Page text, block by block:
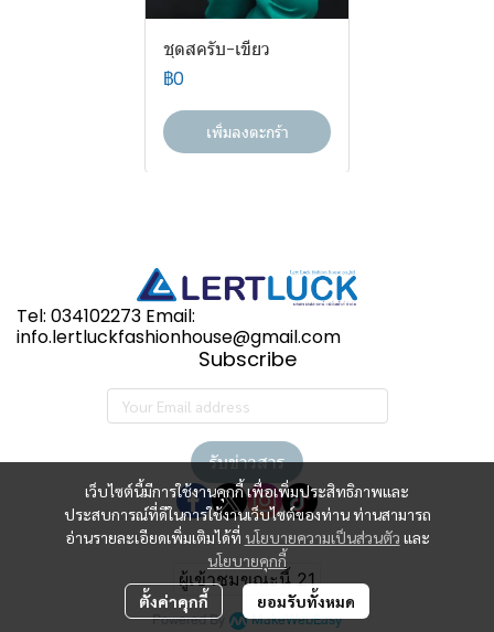
ชุดสครับ-เขียว
฿0
เพิ่มลงตะกร้า
เว็บไซต์นี้มีการใช้งานคุกกี้ เพื่อเพิ่มประสิทธิภาพและ
ประสบการณ์ที่ดีในการใช้งานเว็บไซต์ของท่าน ท่านสามารถ
อ่านรายละเอียดเพิ่มเติมได้ที่ นโยบายความเป็นส่วนตัว และ
นโยบายคุกกี้
ตั้งค่าคุกกี้ ยอมรับทั้งหมด
Tel: 034102273 Email:
info.lertluckfashionhouse@gmail.com
Subscribe
รับข่าวสาร
ผู้เข้าชมขณะนี้21
Powered By MakeWebEasy